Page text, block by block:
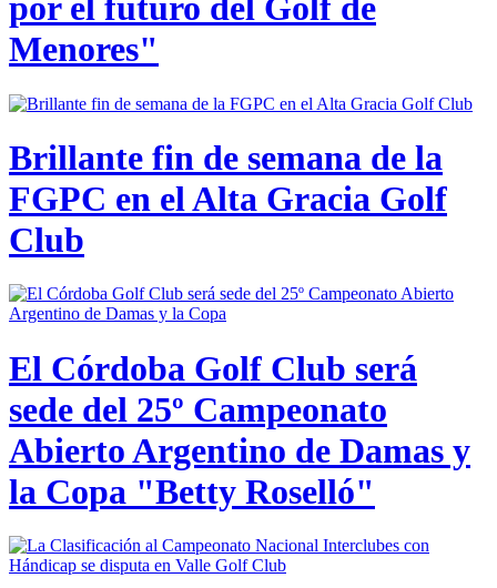
Menores"
Brillante fin de semana de la
FGPC en el Alta Gracia Golf
Club
El Córdoba Golf Club será
sede del 25º Campeonato
Abierto Argentino de Damas y
la Copa "Betty Roselló"